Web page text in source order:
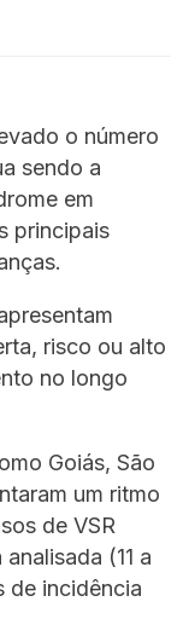
o número
sendo a
em
principais
risco ou alto
no longo
Goiás, São
um ritmo
de VSR
(11 a
de incidência